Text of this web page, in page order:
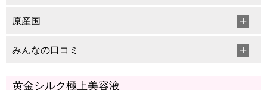
原産国
みんなの口コミ
黄金シルク極上美容液